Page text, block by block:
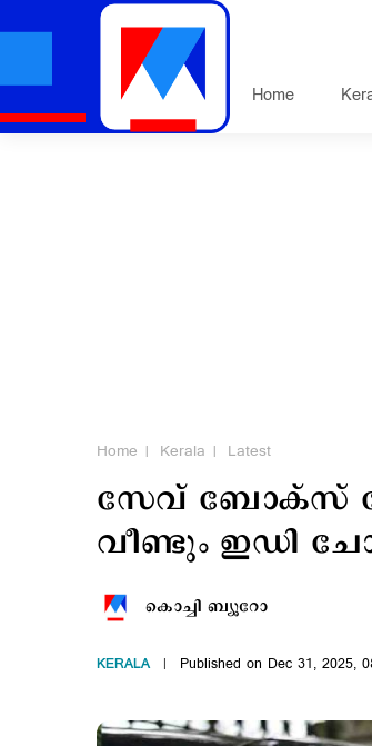
Home
Home Kerala Latest
സേവ് ബോക്സ്
വീണ്ടും ഇഡി
കൊച്ചി ബ്യൂറോ
KERALA Published on Dec 31, 2025,